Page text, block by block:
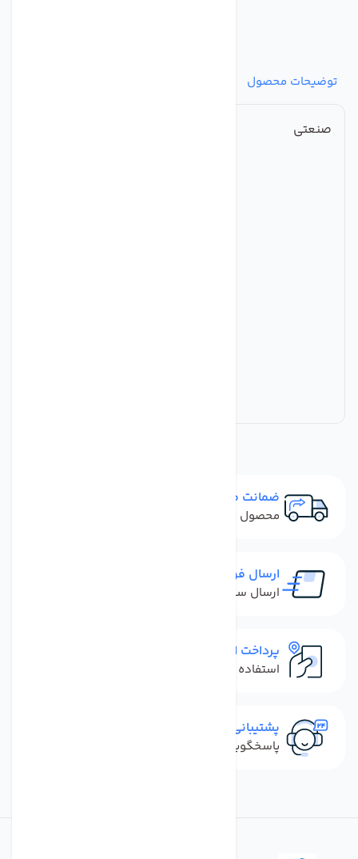
توضیحات محصول
صنعتی
ضمانت مرجوعی
محصول نباید آسیب دیده باشد
ارسال فوری
ارسال سفارش در کمترین زمان ممکن
پرداخت امن
استفاده از روش‌های پرداخت امن
پشتیبانی سریع
پاسخگویی سریع به تماس‌ها و پیام‌ها